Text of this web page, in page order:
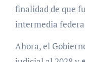
finalidad de que
intermedia
Ahora, el